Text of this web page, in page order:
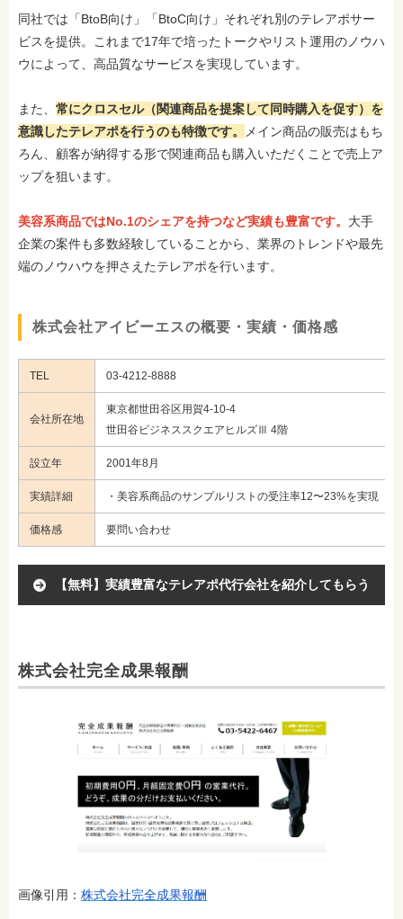
同社では「BtoB向け」「BtoC向け」それぞれ別のテレアポサー
ビスを提供。これまで17年で培ったトークやリスト運用のノウハ
ウによって、高品質なサービスを実現しています。
また、 常にクロスセル（関連商品を提案して同時購入を促す）を
意識したテレアポを行うのも特徴です。
メイン商品の販売はもち
ろん、顧客が納得する形で関連商品も購入いただくことで売上ア
ップを狙います。
美容系商品ではNo.1のシェアを持つなど実績も豊富です。 大手
企業の案件も多数経験していることから、業界のトレンドや最先
端のノウハウを押さえたテレアポを行います。
株式会社アイビーエスの概要・実績・価格感
TEL 03-4212-8888
会社所在地
東京都世田谷区用賀4-10-4
世田谷ビジネススクエアヒルズⅢ 4階
設立年 2001年8月
実績詳細 ・美容系商品のサンプルリストの受注率12〜23%を実現
価格感 要問い合わせ
【無料】実績豊富なテレアポ代行会社を紹介してもらう
株式会社完全成果報酬
画像引用： 株式会社完全成果報酬